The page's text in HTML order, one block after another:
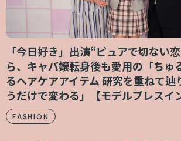
「今日好き」出演“ピュアで切ない
ら、キャバ嬢転身後も愛用の「ちゅ
るヘアケアアイテム 研究を重ねて
うだけで変わる」【モデルプレスイ
FASHION